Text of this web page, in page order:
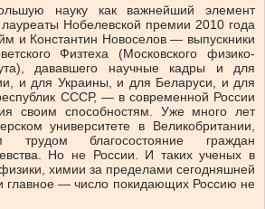
науку как важнейший элемент
Нобелевской премии 2010 года
и Константин Новоселов — выпускники
Физтеха (Московского физико-
дававшего научные кадры и для
и для Украины, и для Беларуси, и для
СССР, — в современной России
своим способностям. Уже много лет
университете в Великобритании,
трудом благосостояние граждан
Но не России. И таких ученых в
химии за пределами сегодняшней
главное — число покидающих Россию не